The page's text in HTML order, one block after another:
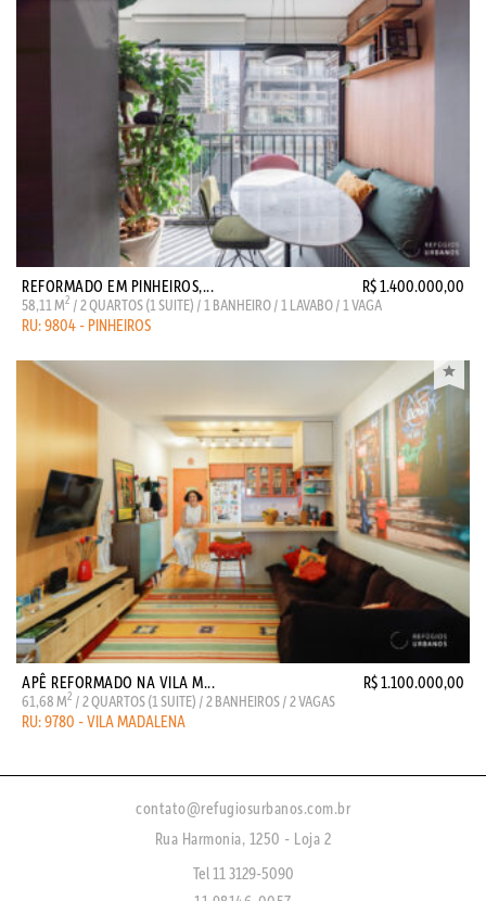
REFORMADO EM PINHEIROS,... R$ 1.400.000,00
58,11 M2 / 2 QUARTOS (1 SUITE) / 1 BANHEIRO / 1 LAVABO / 1 VAGA
RU: 9804 - PINHEIROS
APÊ REFORMADO NA VILA M... R$ 1.100.000,00
61,68 M2 / 2 QUARTOS (1 SUITE) / 2 BANHEIROS / 2 VAGAS
RU: 9780 - VILA MADALENA
contato@refugiosurbanos.com.br
Rua Harmonia, 1250 - Loja 2
Tel 11 3129-5090